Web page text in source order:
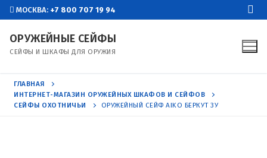
Перейти
содержимому
МОСКВА: +7 800 707 19 94
ОРУЖЕЙНЫЕ СЕЙФЫ
СЕЙФЫ И ШКАФЫ ДЛЯ ОРУЖИЯ
ГЛАВНАЯ
ИНТЕРНЕТ-МАГАЗИН ОРУЖЕЙНЫХ ШКАФОВ И СЕЙФОВ
СЕЙФЫ ОХОТНИЧЬИ
ОРУЖЕЙНЫЙ СЕЙФ AIKO БЕРКУТ 3У